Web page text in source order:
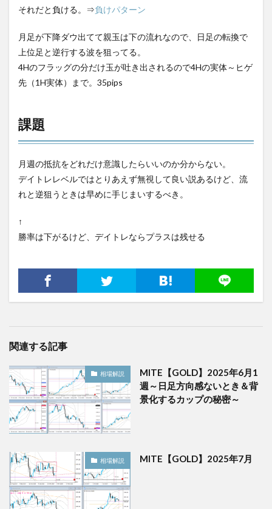
それだと負ける。⇒負けパターン
月足が下降ダウ出てて親玉は下の流れなので、日足の転換で
上位足と逆行する波を狙ってる。
4Hのフラッグの分だけ玉が吐き出されるので4Hの実体～ヒゲ
先（1H実体）まで。35pips
課題
月週の抵抗をどれだけ意識したらいいのか分からない。
デイトレレベルではとりあえず無視して良い説あるけど、流
れと逆狙うときは早めに手じまいするべき。
↑
勝率は下がるけど、デイトレならプラスは残せる
関連する記事
相場解説
MITE【GOLD】2025年6月1
週～日足方向感ないとき＆背
景化するカップの秘密～
相場解説 MITE【GOLD】2025年7月